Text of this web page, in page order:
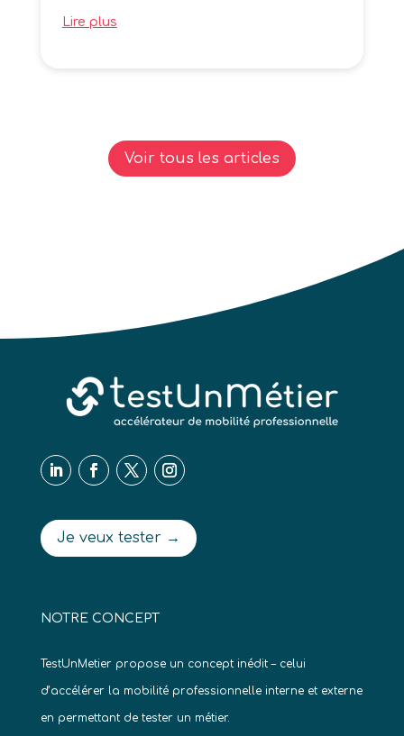
Lire plus
Voir tous les articles
Je veux tester →
NOTRE CONCEPT
TestUnMetier propose un concept inédit – celui
d’accélérer la mobilité professionnelle interne et externe
en permettant de tester un métier.